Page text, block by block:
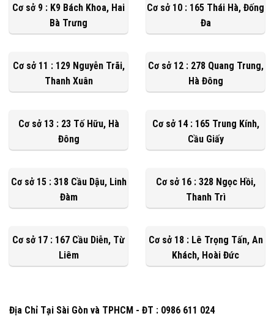
Cơ sở 9 : K9 Bách Khoa, Hai
Bà Trưng
Cơ sở 10 : 165 Thái Hà, Đống
Đa
Cơ sở 11 : 129 Nguyễn Trãi,
Thanh Xuân
Cơ sở 12 : 278 Quang Trung,
Hà Đông
Cơ sở 13 : 23 Tố Hữu, Hà
Đông
Cơ sở 14 : 165 Trung Kính,
Cầu Giấy
Cơ sở 15 : 318 Cầu Dậu, Linh
Đàm
Cơ sở 16 : 328 Ngọc Hồi,
Thanh Trì
Cơ sở 17 : 167 Cầu Diễn, Từ
Liêm
Cơ sở 18 : Lê Trọng Tấn, An
Khách, Hoài Đức
Địa Chỉ Tại Sài Gòn và TPHCM - ĐT : 0986 611 024